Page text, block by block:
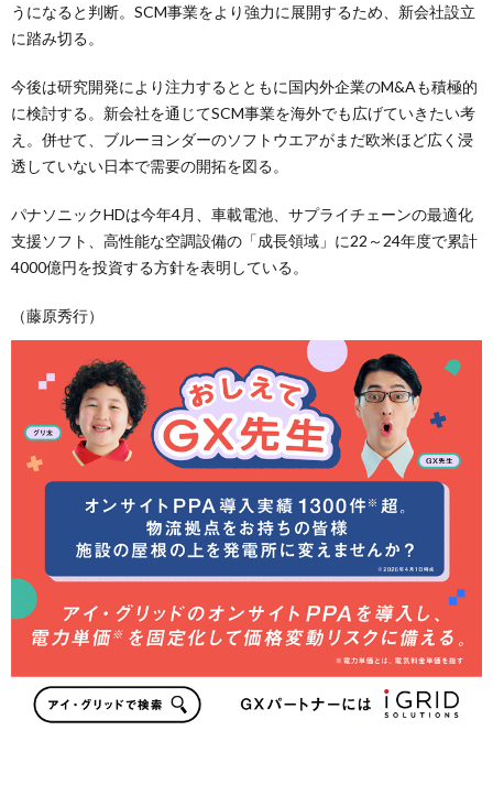
うになると判断。SCM事業をより強力に展開するため、新会社設立
に踏み切る。
今後は研究開発により注力するとともに国内外企業のM&Aも積極的
に検討する。新会社を通じてSCM事業を海外でも広げていきたい考
え。併せて、ブルーヨンダーのソフトウエアがまだ欧米ほど広く浸
透していない日本で需要の開拓を図る。
パナソニックHDは今年4月、車載電池、サプライチェーンの最適化
支援ソフト、高性能な空調設備の「成長領域」に22～24年度で累計
4000億円を投資する方針を表明している。
（藤原秀行）